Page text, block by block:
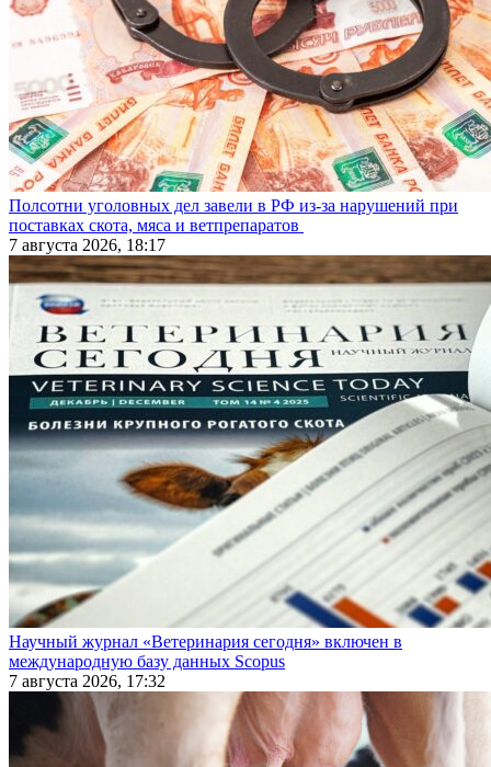
Полсотни уголовных дел завели в РФ из-за нарушений при
поставках скота, мяса и ветпрепаратов
7 августа 2026, 18:17
Научный журнал «Ветеринария сегодня» включен в
международную базу данных Scopus
7 августа 2026, 17:32